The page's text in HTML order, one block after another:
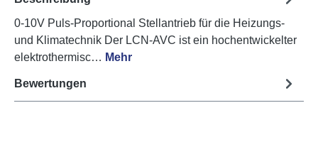
0-10V Puls-Proportional Stellantrieb für die Heizungs-
und Klimatechnik Der LCN-AVC ist ein hochentwickelter
elektrothermisc… Mehr
Bewertungen